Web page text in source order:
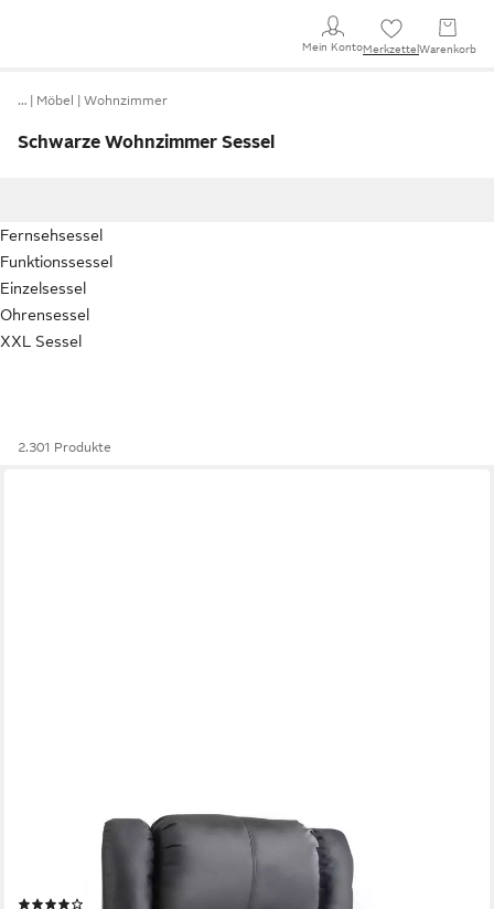
Mein KontoMerkzettel Warenkorb
… Möbel Wohnzimmer
Schwarze Wohnzimmer Sessel
Fernsehsessel
Funktionssessel
Einzelsessel
Ohrensessel
XXL Sessel
2.301 Produkte
Massagesessel Relaxsessel Fernsehsessel Aufstehhilfe für
ältere Menschen, mit Relaxfunktion